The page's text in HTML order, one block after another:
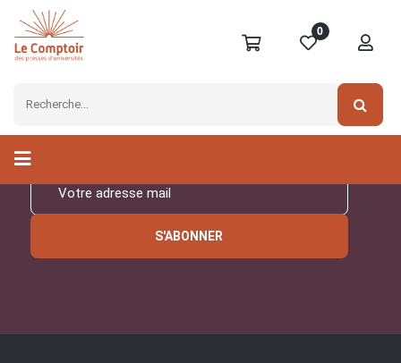
0
Inscrivez-vous à notre
S'ABONNER